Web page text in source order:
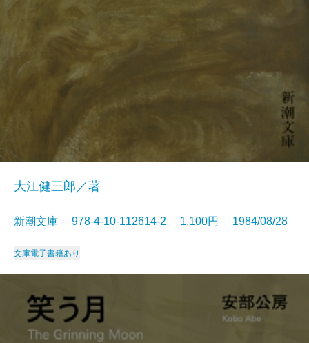
大江健三郎／著
新潮文庫 978-4-10-112614-2 1,100円 1984/08/28
文庫電子書籍あり